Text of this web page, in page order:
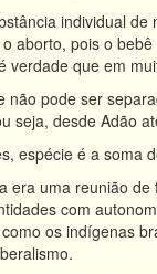
individual
aborto, pois o
verdade que em
não pode ser
seja, desde Adão
espécie é a soma
era uma reunião
com
os indígenas